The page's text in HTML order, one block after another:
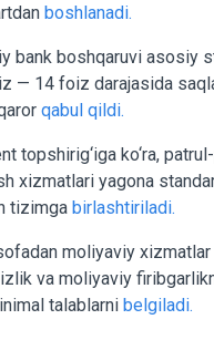
boshlanadi.
bank boshqaruvi asosiy
— 14 foiz darajasida
qabul qildi.
topshirig‘iga ko‘ra,
xizmatlari yagona
tizimga birlashtiriladi.
moliyaviy xizmatlar
va moliyaviy
talablarni belgiladi.